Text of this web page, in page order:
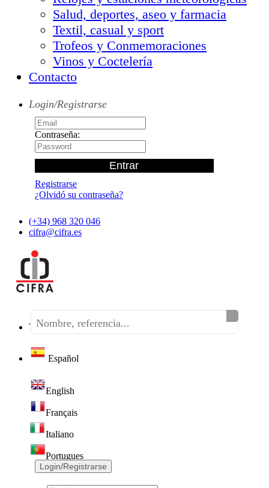
Salud, deportes, aseo y farmacia
Textil, casual y sport
Trofeos y Conmemoraciones
Vinos y Coctelería
Contacto
Login/Registrarse
Contraseña:
Registrarse
¿Olvidó su contraseña?
(+34) 968 320 046
cifra@cifra.es
Teléfono:(+34) 968 320 046
Español
English
Français
Italiano
Portugues
Login/Registrarse